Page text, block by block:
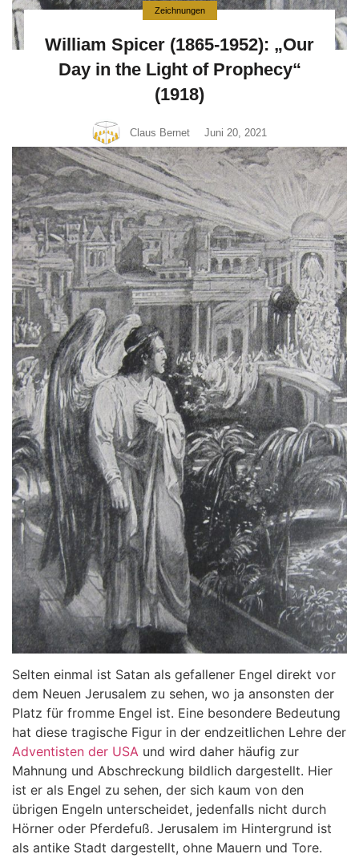
Zeichnungen
William Spicer (1865-1952): „Our
Day in the Light of Prophecy“
(1918)
Claus Bernet Juni 20, 2021
Selten einmal ist Satan als gefallener Engel direkt vor
dem Neuen Jerusalem zu sehen, wo ja ansonsten der
Platz für fromme Engel ist. Eine besondere Bedeutung
hat diese tragische Figur in der endzeitlichen Lehre der
Adventisten der USA und wird daher häufig zur
Mahnung und Abschreckung bildlich dargestellt. Hier
ist er als Engel zu sehen, der sich kaum von den
übrigen Engeln unterscheidet, jedenfalls nicht durch
Hörner oder Pferdefuß. Jerusalem im Hintergrund ist
als antike Stadt dargestellt, ohne Mauern und Tore.